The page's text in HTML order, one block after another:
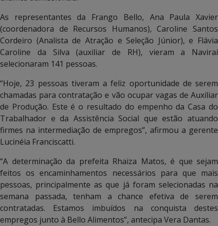
As representantes da Frango Bello, Ana Paula Xavier
(coordenadora de Recursos Humanos), Caroline Santos
Cordeiro (Analista de Atração e Seleção Júnior), e Flávia
Caroline da Silva (auxiliar de RH), vieram a Naviraí
selecionaram 141 pessoas.
“Hoje, 23 pessoas tiveram a feliz oportunidade de serem
chamadas para contratação e vão ocupar vagas de Auxiliar
de Produção. Este é o resultado do empenho da Casa do
Trabalhador e da Assistência Social que estão atuando
firmes na intermediação de empregos”, afirmou a gerente
Lucinéia Franciscatti.
“A determinação da prefeita Rhaiza Matos, é que sejam
feitos os encaminhamentos necessários para que mais
pessoas, principalmente as que já foram selecionadas na
semana passada, tenham a chance efetiva de serem
contratadas. Estamos imbuídos na conquista destes
empregos junto à Bello Alimentos”, antecipa Vera Dantas.